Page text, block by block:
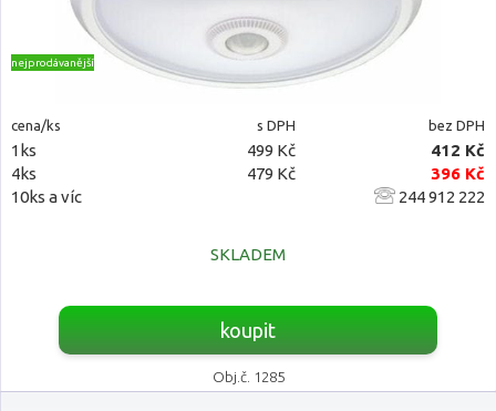
nejprodávanější
cena/ks s DPH bez DPH
1ks 499 Kč
412 Kč
4ks
479 Kč
396 Kč
10ks a víc
244 912 222
SKLADEM
koupit
Obj.č. 1285